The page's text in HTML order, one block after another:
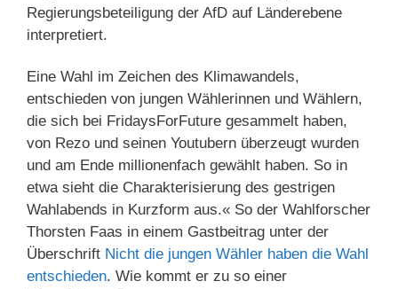
Regierungsbeteiligung der AfD auf Länderebene
interpretiert.
Eine Wahl im Zeichen des Klimawandels,
entschieden von jungen Wählerinnen und Wählern,
die sich bei FridaysForFuture gesammelt haben,
von Rezo und seinen Youtubern überzeugt wurden
und am Ende millionenfach gewählt haben. So in
etwa sieht die Charakterisierung des gestrigen
Wahlabends in Kurzform aus.« So der Wahlforscher
Thorsten Faas in einem Gastbeitrag unter der
Überschrift Nicht die jungen Wähler haben die Wahl
entschieden. Wie kommt er zu so einer